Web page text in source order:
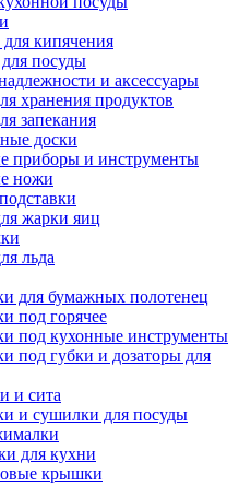
кипячения
посуды
и аксессуары
хранения продуктов
запекания
доски
приборы и инструменты
ножи
жарки яиц
льда
для бумажных полотенец
под горячее
под кухонные инструменты
под губки и дозаторы для
и сита
и сушилки для посуды
для кухни
крышки